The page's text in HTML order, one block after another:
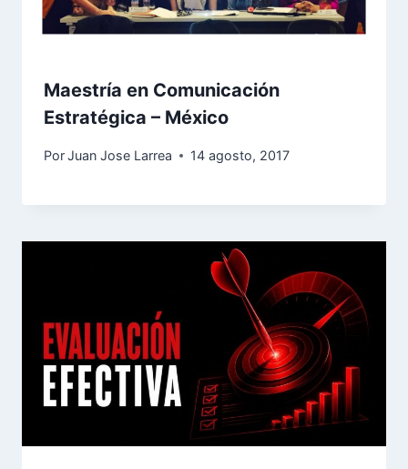
Maestría en Comunicación
Estratégica – México
PorJuan Jose Larrea 14 agosto, 2017